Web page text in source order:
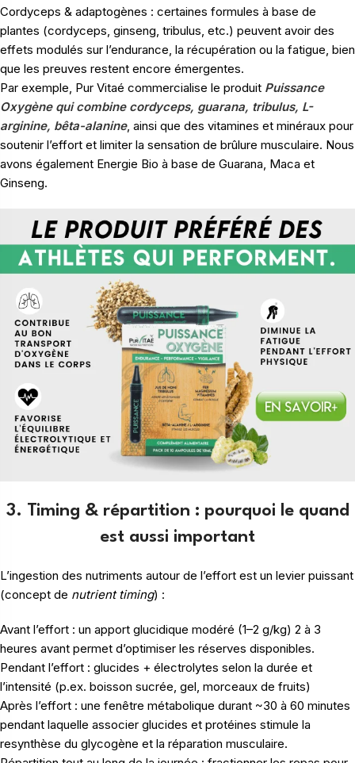
Cordyceps & adaptogènes : certaines formules à base de
plantes (cordyceps, ginseng, tribulus, etc.) peuvent avoir des
effets modulés sur l’endurance, la récupération ou la fatigue, bien
que les preuves restent encore émergentes.
Par exemple, Pur Vitaé commercialise le produit Puissance
Oxygène qui combine cordyceps, guarana, tribulus, L-
arginine, bêta-alanine, ainsi que des vitamines et minéraux pour
soutenir l’effort et limiter la sensation de brûlure musculaire. Nous
avons également Energie Bio à base de Guarana, Maca et
Ginseng.
3. Timing & répartition : pourquoi le quand
est aussi important
L’ingestion des nutriments autour de l’effort est un levier puissant
(concept de nutrient timing) :
Avant l’effort : un apport glucidique modéré (1–2 g/kg) 2 à 3
heures avant permet d’optimiser les réserves disponibles.
Pendant l’effort : glucides + électrolytes selon la durée et
l’intensité (p.ex. boisson sucrée, gel, morceaux de fruits)
Après l’effort : une fenêtre métabolique durant ~30 à 60 minutes
pendant laquelle associer glucides et protéines stimule la
resynthèse du glycogène et la réparation musculaire.